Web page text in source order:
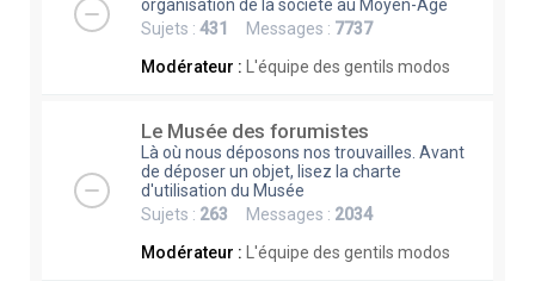
organisation de la société au Moyen-Age
Sujets : 431 Messages : 7737
Modérateur :
L'équipe des gentils modos
Le Musée des forumistes
Là où nous déposons nos trouvailles. Avant
de déposer un objet, lisez la charte
d'utilisation du Musée
Sujets : 263 Messages : 2034
Modérateur :
L'équipe des gentils modos